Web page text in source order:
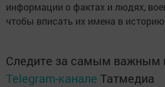
информации о фактах и людях,
чтобы вписать их имена в
Следите за самым важным
Telegram-канале Татмедиа